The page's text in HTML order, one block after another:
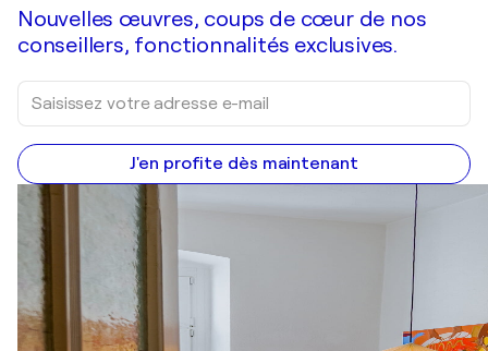
Nouvelles œuvres, coups de cœur de nos
conseillers, fonctionnalités exclusives.
J'en profite dès maintenant